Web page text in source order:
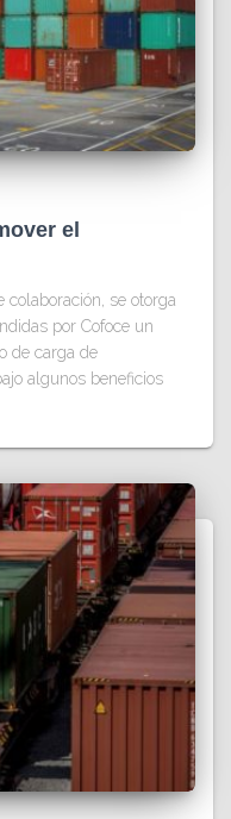
el
colaboración, se otorga
por Cofoce un
de carga de
algunos beneficios